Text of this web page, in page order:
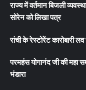
राज्य में वर्तमान बिजली
सोरेन को लिखा पत्र
रांची के रेस्टोरेंट कारोबारी
परमहंस योगानंद जी की महा
भंडारा